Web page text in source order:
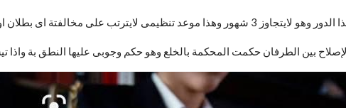
تنظيمى لايترتب على مخالفتة اى بطلان او
بين الطرفان حكمت المحكمة بالخلع وهو حكم وجوبى عليها النطق بة واذا